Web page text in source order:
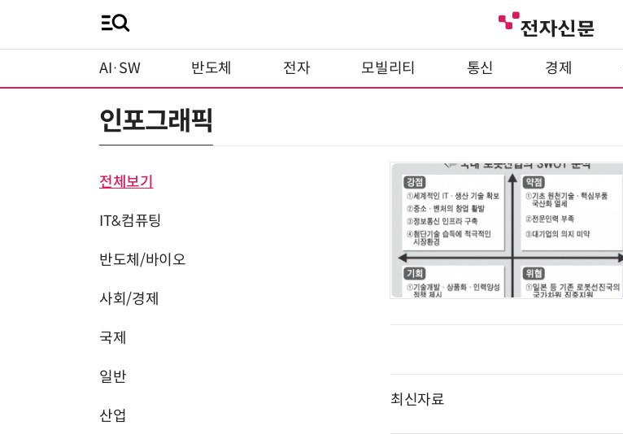
AI·SW 반도체 전자 모빌리티 통신 경제
인포그래픽
전체보기
IT&컴퓨팅
반도체/바이오
사회/경제
국제
일반
산업
최신자료